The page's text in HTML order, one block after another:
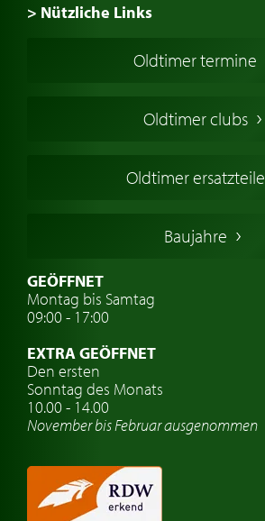
> Nützliche Links
Oldtimers in Europa
Englische Oldtimer
Deutsche Oldtimer
Schwedische Oldtimer
Oldtimer mit h-kennzeichen
Auto Oldtimer Markt
Oldtimer-Versicherung
Oldtimer-Clubs
Oldtimer-Reisen
Automarken uhren
Oldtimer termine
Oldtimer clubs
Oldtimer ersatzteile
Baujahre
GEÖFFNET
Montag bis Samtag
09:00 - 17:00
EXTRA GEÖFFNET
Den ersten
Sonntag des Monats
10.00 - 14.00
November bis Februar ausgenommen